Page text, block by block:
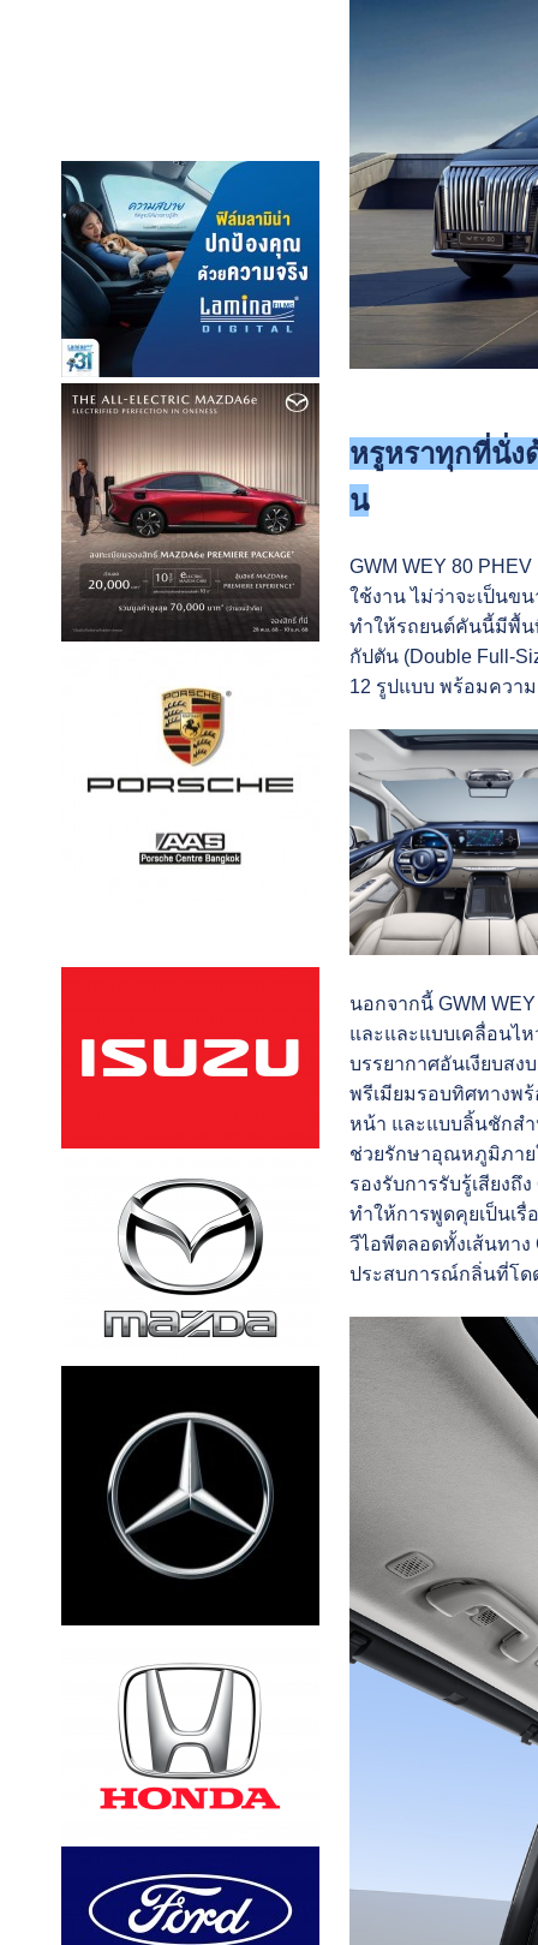
หรูหราทุกที่นั่ง
น
GWM WEY 80
ใช้งาน ไม่ว่าจะเป็นข
ทำให้รถยนต์คันนี้มีพื้น
กัปตัน (Double Full-
12 รูปแบบ พร้อมควา
นอกจากนี้ GWM
และและแบบเคลื่อนไ
บรรยากาศอันเงียบสง
พรีเมียมรอบทิศทางพร้
หน้า และแบบลิ้นชักสำ
ช่วยรักษาอุณหภูมิภาย
รองรับการรับรู้เสียงถึง
ทำให้การพูดคุยเป็นเรื่
วีไอพีตลอดทั้งเส้นทา
ประสบการณ์กลิ่นที่โด